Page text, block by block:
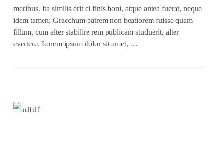
moribus. Ita similis erit ei finis boni, atque antea fuerat, neque
idem tamen; Gracchum patrem non beatiorem fuisse quam
fillum, cum alter stabilire rem publicam studuerit, alter
evertere. Lorem ipsum dolor sit amet, …